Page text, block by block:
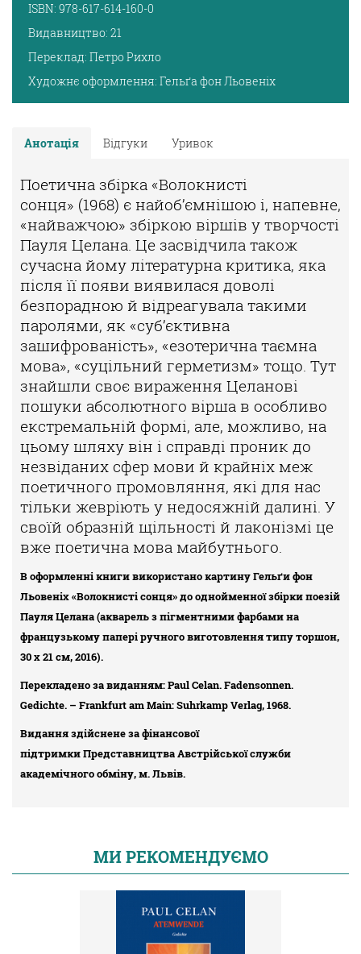
ISBN: 978-617-614-160-0
Видавництво: 21
Переклад: Петро Рихло
Художнє оформлення: Гельґа фон Льовеніх
Анотація Відгуки Уривок
Поетична збірка «Волокнисті
сонця» (1968) є найоб’ємнішою і, напевне,
«найважчою» збіркою віршів у творчості
Пауля Целана. Це засвідчила також
сучасна йому літературна критика, яка
після її появи виявилася доволі
безпорадною й відреагувала такими
паролями, як «суб’єктивна
зашифрованість», «езотерична таємна
мова», «суцільний герметизм» тощо. Тут
знайшли своє вираження Целанові
пошуки абсолютного вірша в особливо
екстремальній формі, але, можливо, на
цьому шляху він і справді проник до
незвіданих сфер мови й крайніх меж
поетичного промовляння, які для нас
тільки жевріють у недосяжній далині. У
своїй образній щільності й лаконізмі це
вже поетична мова майбутнього.
В оформленні книги використано картину Гельґи фон
Льовеніх «Волокнисті сонця» до однойменної збірки поезій
Пауля Целана (акварель з пігментними фарбами на
французькому папері ручного виготовлення типу торшон,
30 х 21 см, 2016).
Перекладено за виданням: Paul Celan. Fadensonnen.
Gedichte. – Frankfurt am Main: Suhrkamp Verlag, 1968.
Видання здійснене за фінансової
підтримки Представництва Австрійської служби
академічного обміну, м. Львів.
МИ РЕКОМЕНДУЄМО